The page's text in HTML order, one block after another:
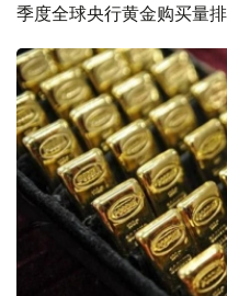
季度全球央行黄金购买量